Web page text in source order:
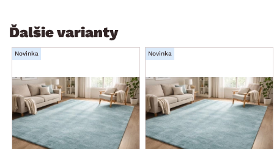
Ďalšie varianty
Novinka Novinka